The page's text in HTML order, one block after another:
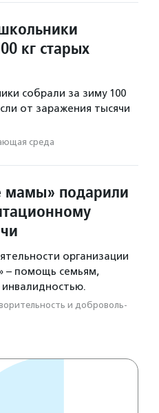
кг старых
собрали за зиму 100
от заражения тысячи
среда
мамы» подарили
организации
– помощь семьям,
и доброволь­